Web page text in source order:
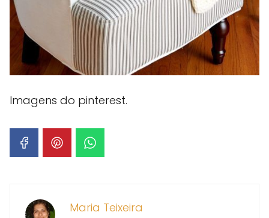
Imagens do pinterest.
Maria Teixeira